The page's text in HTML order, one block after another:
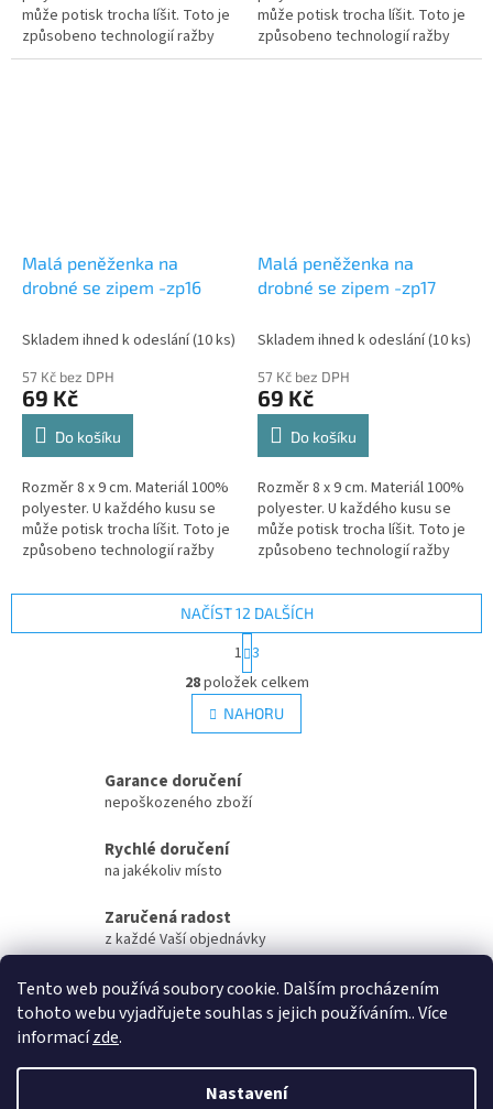
Tento web používá soubory cookie. Dalším procházením
tohoto webu vyjadřujete souhlas s jejich používáním.. Více
informacízde.
Nastavení
může potisk trocha líšit. Toto je
způsobeno technologií ražby
materiálu. Motiv a barva je
může potisk trocha líšit. Toto je
způsobeno technologií ražby
materiálu. Motiv a barva je
Malá peněženka na
drobné se zipem -zp16
Skladem ihned k odeslání(10 ks)
57 Kč bez DPH
69 Kč
Do košíku
Rozměr 8 x 9 cm. Materiál 100%
polyester. U každého kusu se
může potisk trocha líšit. Toto je
způsobeno technologií ražby
zachováná.
Malá peněženka na
drobné se zipem -zp17
Skladem ihned k odeslání(10 ks)
57 Kč bez DPH
69 Kč
Do košíku
Rozměr 8 x 9 cm. Materiál 100%
polyester. U každého kusu se
může potisk trocha líšit. Toto je
způsobeno technologií ražby
zachováná.
O
v
l
á
c
v
p
i
NAČÍST 12 DALŠÍCH
t
r
á
n
k
á
n
1 3
28položek celkem
NAHORU
Garance doručení
nepoškozeného zboží
Rychlé doručení
na jakékoliv místo
Zaručená radost
z každé Vaší objednávky
Zaručené otevření
Vaší objednávky na streamu
Vytvořil Shoptet